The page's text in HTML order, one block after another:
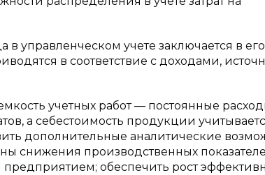
управленческом учете заключается в его
в соответствие с доходами,
учетных работ — постоянные
а себестоимость продукции
дополнительные аналитические
снижения производственных
обеспечить рост